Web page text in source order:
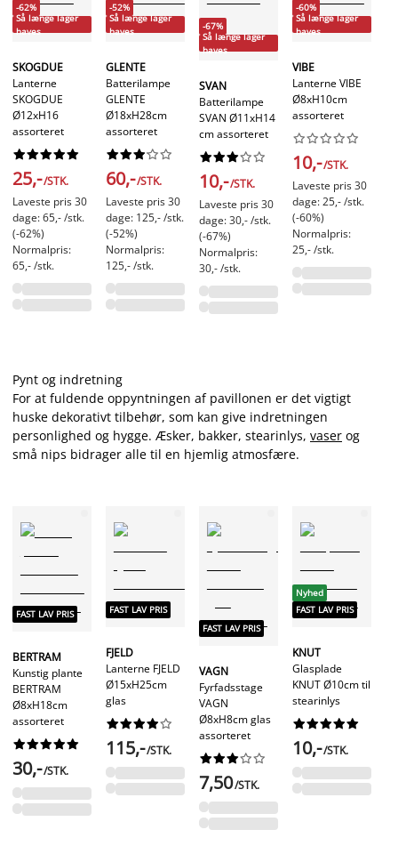
-62%
Så længe lager
haves
SKOGDUE
Lanterne
SKOGDUE
Ø12xH16
assorteret






25,-/STK.
Laveste pris 30
dage: 65,- /stk.
(-62%)
Normalpris:
65,- /stk.
-52%
Så længe lager
haves
GLENTE
Batterilampe
GLENTE
Ø18xH28cm
assorteret






60,-/STK.
Laveste pris 30
dage: 125,- /stk.
(-52%)
Normalpris:
125,- /stk.
-67%
Så længe lager
haves
SVAN
Batterilampe
SVAN Ø11xH14
cm assorteret






10,-/STK.
Laveste pris 30
dage: 30,- /stk.
(-67%)
Normalpris:
30,- /stk.
-60%
Så længe lager
haves
VIBE
Lanterne VIBE
Ø8xH10cm
assorteret






10,-/STK.
Laveste pris 30
dage: 25,- /stk.
(-60%)
Normalpris:
25,- /stk.
Pynt og indretning
For at fuldende oppyntningen af pavillonen er det vigtigt
huske dekorativt tilbehør, som kan give indretningen
personlighed og hygge. Æsker, bakker, stearinlys, vaser og
små nips bidrager alle til en hjemlig atmosfære.
FAST LAV PRIS
BERTRAM
Kunstig plante
BERTRAM
Ø8xH18cm
assorteret






30,-/STK.
FAST LAV PRIS
FJELD
Lanterne FJELD
Ø15xH25cm
glas






115,-/STK.
FAST LAV PRIS
VAGN
Fyrfadsstage
VAGN
Ø8xH8cm glas
assorteret






7,50/STK.
Nyhed
FAST LAV PRIS
KNUT
Glasplade
KNUT Ø10cm til
stearinlys






10,-/STK.